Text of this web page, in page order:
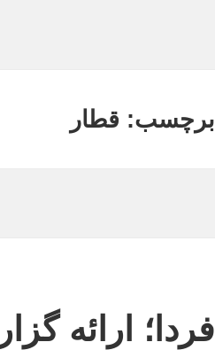
برچسب: قطار
فردا؛ ارائه